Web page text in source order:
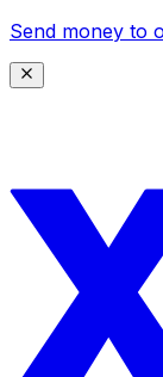
Send money to